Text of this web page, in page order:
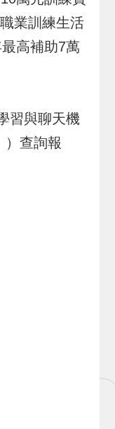
業訓練生活
高補助7萬
習與聊天機
）查詢報